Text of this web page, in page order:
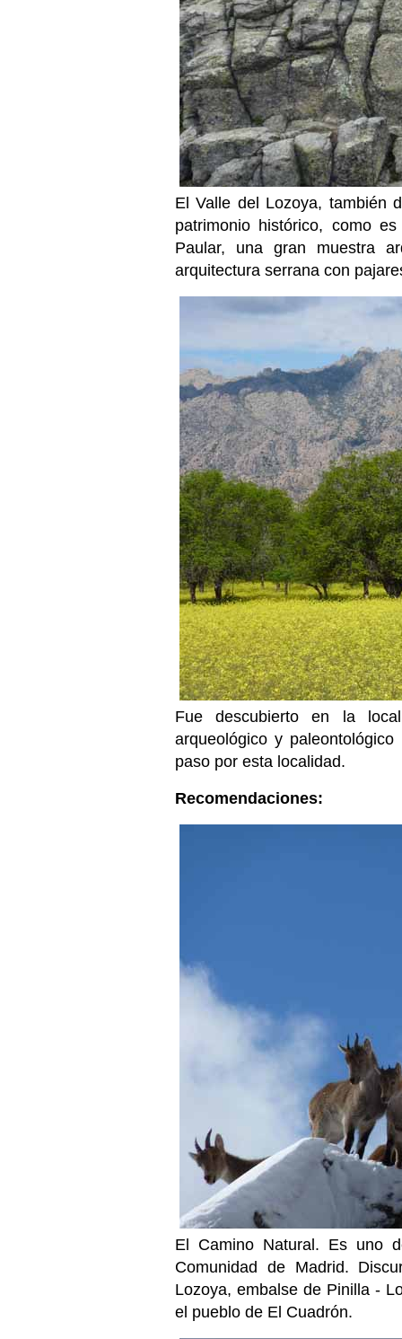
El Valle del Lozoya, también
patrimonio histórico, como
Paular, una gran muestra
arquitectura serrana con
Fue descubierto en la
arqueológico y
paso por esta localidad.
Recomendaciones:
El Camino Natural. Es uno
Comunidad de Madrid.
Lozoya, embalse de Pinilla -
el pueblo de El Cuadrón.